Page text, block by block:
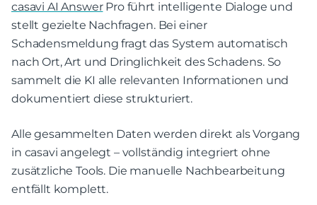
casavi AI AnswerPro führt intelligente Dialoge und
stellt gezielte Nachfragen. Bei einer
Schadensmeldung fragt das System automatisch
nach Ort, Art und Dringlichkeit des Schadens. So
sammelt die KI alle relevanten Informationen und
dokumentiert diese strukturiert.
Alle gesammelten Daten werden direkt als Vorgang
in casavi angelegt – vollständig integriert ohne
zusätzliche Tools. Die manuelle Nachbearbeitung
entfällt komplett.